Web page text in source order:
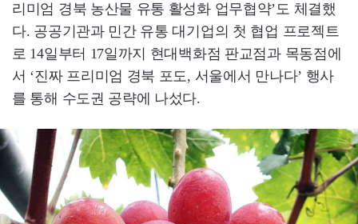
리미엄 경북 농산물 유통 활성화 업무협약’도 체결했
다. 공공기관과 민간 유통 대기업의 첫 협업 프로젝트
로 14일부터 17일까지 현대백화점 판교점과 목동점에
서 ‘진짜 프리미엄 경북 포도, 서울에서 만나다’ 행사
를 통해 수도권 공략에 나섰다.